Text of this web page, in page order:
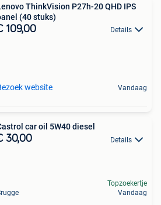
ThinkVision P27h-20 QHD IPS
(40 stuks)
109,00 Details
website Vandaag
car oil 5W40 diesel
30,00 Details
Topzoekertje
Vandaag